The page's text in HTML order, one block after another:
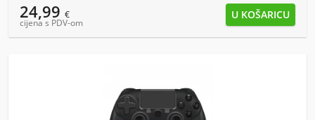
24,99 €
cijena s PDV-om